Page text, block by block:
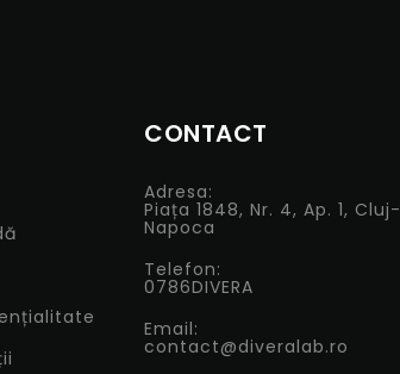
CONTACT
Adresa:
Piața 1848, Nr. 4, Ap. 1, Cluj-
Napoca
Telefon:
0786DIVERA
Email:
contact@diveralab.ro